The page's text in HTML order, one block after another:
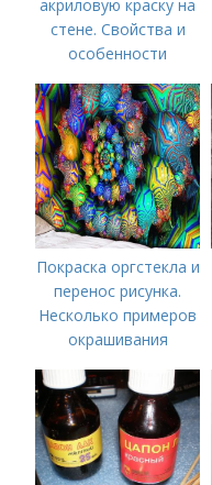
акриловую краску на
стене. Свойства и
особенности
красителей
Покраска оргстекла и
перенос рисунка.
Несколько примеров
окрашивания